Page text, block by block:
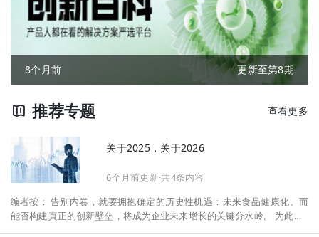
8个月前 更新至第8期
推荐专题 查看更多
关于2025，关于2026
6个月前更新·共4条内容
编者按： 告别内卷，就要拥抱确定的历史性机遇：未来食品健康化。而
能否构建真正的创新壁垒，将成为企业未来增长的关键分水岭。 为此，F